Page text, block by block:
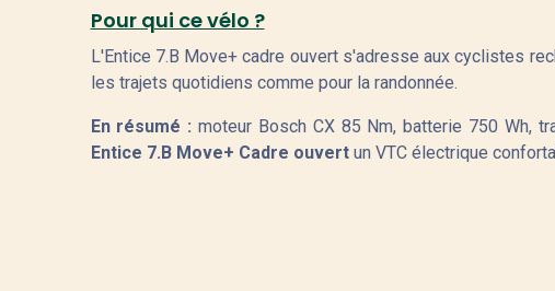
Pour qui ce vélo ?
L'Entice 7.B Move+ cadre ouvert s'adresse aux cyclistes
les trajets quotidiens comme pour la randonnée.
En résumé : moteur Bosch CX 85 Nm, batterie 750 Wh,
Entice 7.B Move+ Cadre ouvertun VTC électrique